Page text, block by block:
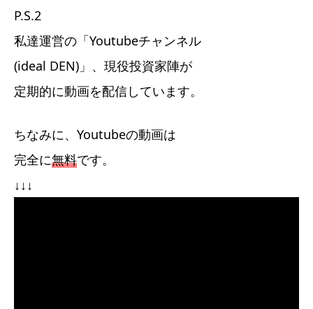
P.S.2
私達運営の「Youtubeチャンネル
(ideal DEN)」、現役投資家陣が
定期的に動画を配信しています。
ちなみに、Youtubeの動画は
完全に無料です。
↓↓↓